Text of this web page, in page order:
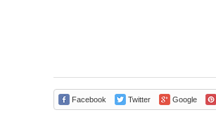
Facebook Twitter Google